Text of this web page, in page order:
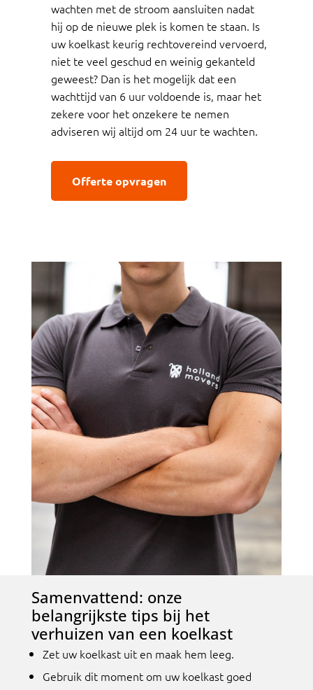
wachten met de stroom aansluiten nadat
hij op de nieuwe plek is komen te staan. Is
uw koelkast keurig rechtovereind vervoerd,
niet te veel geschud en weinig gekanteld
geweest? Dan is het mogelijk dat een
wachttijd van 6 uur voldoende is, maar het
zekere voor het onzekere te nemen
adviseren wij altijd om 24 uur te wachten.
Offerte opvragen
Samenvattend: onze
belangrijkste tips bij het
verhuizen van een koelkast
Zet uw koelkast uit en maak hem leeg.
Gebruik dit moment om uw koelkast goed